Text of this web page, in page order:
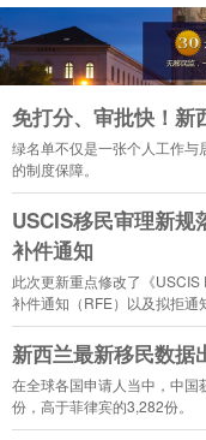
免打分、审批快！新
绿名单不仅是一张个人工作
的制度保障。
USCIS移民审理新规
补件通知
此次更新重点修改了《USCIS
补件通知（RFE）以及拟拒通
新西兰最新移民数据
在全球各国申请人当中，中
份，高于菲律宾的3,282份。